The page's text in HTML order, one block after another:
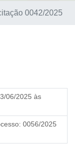
0042/2025
06/2025 às
0056/2025